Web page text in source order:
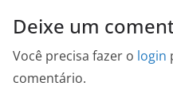
Deixe um
Você precisa fazer o login
comentário.